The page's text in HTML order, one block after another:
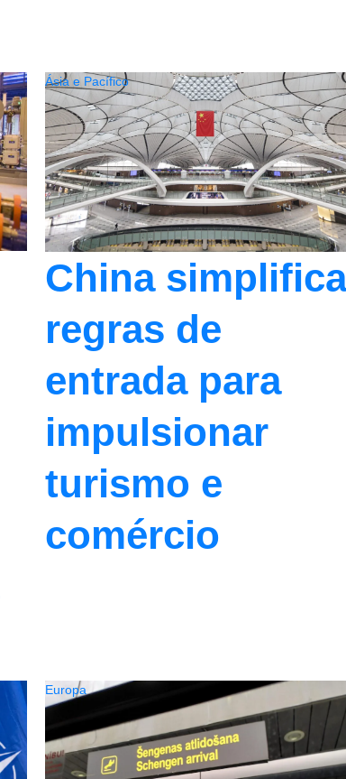
China
regras de
entrada para
impulsionar
turismo e
comércio
Ásia e Pacífico
Europa